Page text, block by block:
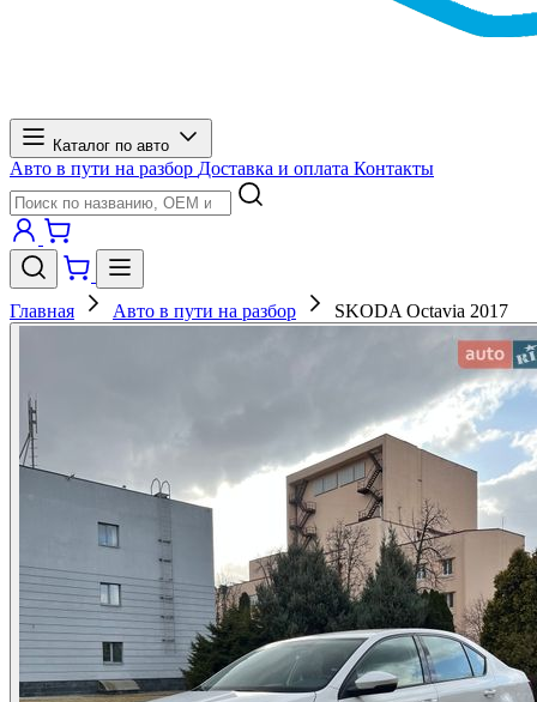
Каталог по авто
Авто в пути на разбор Доставка и оплата Контакты
Главная Авто в пути на разбор SKODA Octavia 2017